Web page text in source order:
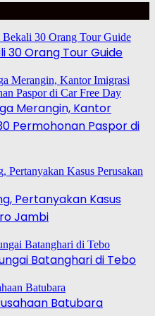
30 Orang Tour Guide
Merangin, Kantor
Permohonan Paspor di
Pertanyakan Kasus
Jambi
Batanghari di Tebo
Batubara